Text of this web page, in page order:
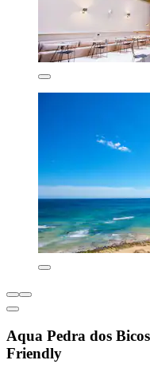
Aqua Pedra dos
Friendly